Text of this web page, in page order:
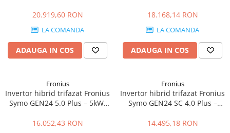
98.3%
20.919,60 RON
LA COMANDA
ADAUGA IN COS
98.3%
18.168,14 RON
LA COMANDA
ADAUGA IN COS
Fronius
Invertor hibrid trifazat Fronius
Symo GEN24 5.0 Plus – 5kW,
16.052,43 RON
Fronius
Invertor hibrid trifazat Fronius
Symo GEN24 SC 4.0 Plus –
98.1%
14.495,18 RON